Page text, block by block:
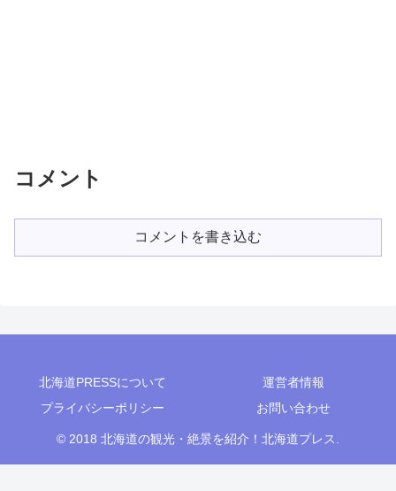
コメント
コメントを書き込む
北海道PRESSについて
運営者情報
プライバシーポリシー
お問い合わせ
© 2018 北海道の観光・絶景を紹介！北海道プレス.